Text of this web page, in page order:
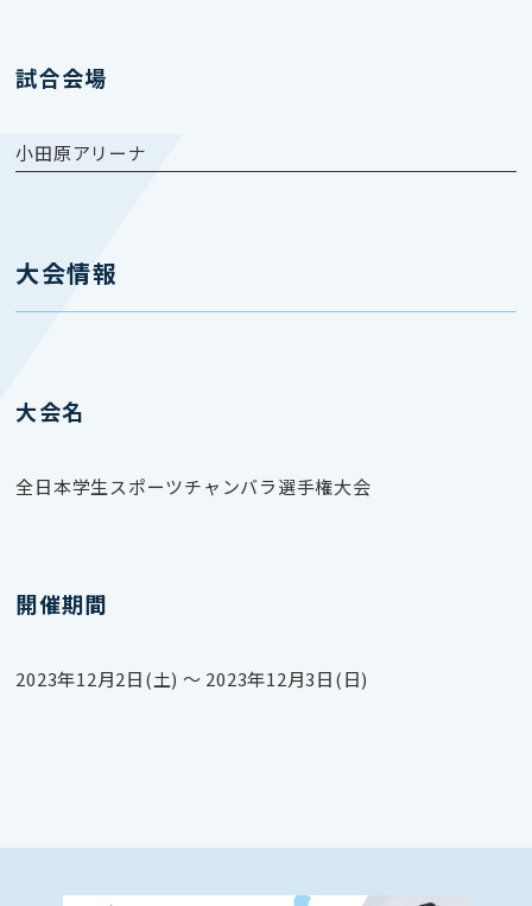
試合会場
小田原アリーナ
大会情報
大会名
全日本学生スポーツチャンバラ選手権大会
開催期間
2023年12月2日(土) 〜 2023年12月3日(日)